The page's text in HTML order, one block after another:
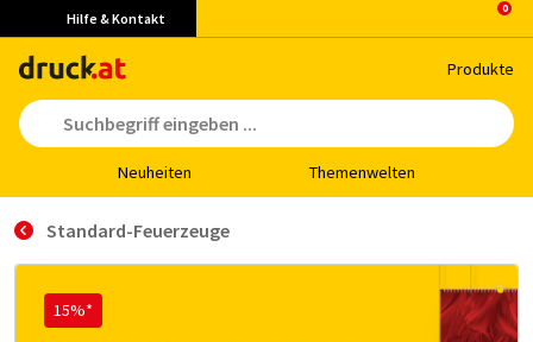
Hilfe & Kontakt
Pro­duk­te
Neu­hei­ten The­men­wel­ten
Standard-Feuerzeuge
15%*